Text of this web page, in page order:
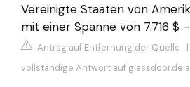
Vereinigte Staaten von
mit einer Spanne von 7.716 $
Antrag auf Entfernung der Quelle |
vollständige Antwort auf glassdoor.de